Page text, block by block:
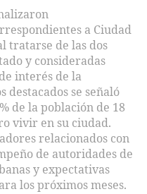
a Ciudad
tratarse de las dos
y consideradas
interés de la
destacados se señaló
de la población de 18
vivir en su ciudad.
relacionados con
de autoridades de
y expectativas
los próximos meses.